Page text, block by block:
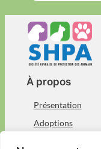
À propos
Présentation
Adoptions